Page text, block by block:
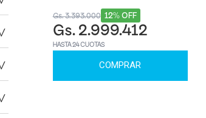
- 256GB 12% OFF
Gs. 3.393.000
Gs. 2.999.412
HASTA 24 CUOTAS
COMPRAR